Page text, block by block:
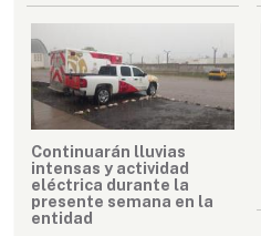
Continuarán lluvias
intensas y actividad
eléctrica durante la
presente semana en la
entidad